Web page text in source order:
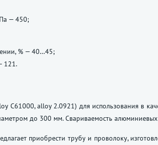
— 450;
% — 40…45;
121.
C61000, alloy 2.0921) для использования в
до 300 мм. Свариваемость
приобрести трубу и проволоку,